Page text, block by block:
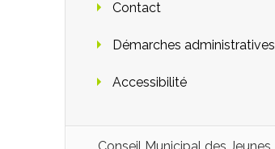
Contact
Démarches administratives
Accessibilité